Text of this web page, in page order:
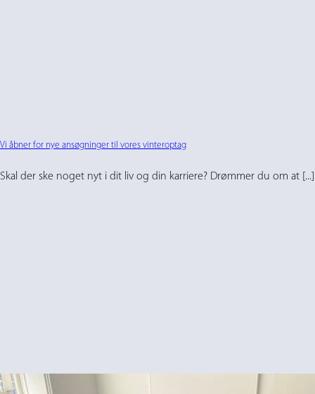
Vi åbner for nye ansøgninger til vores vinteroptag
Skal der ske noget nyt i dit liv og din karriere? Drømmer du om at [...]